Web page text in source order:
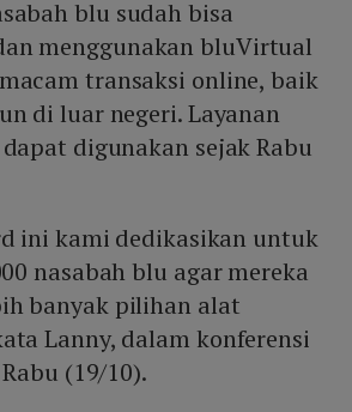
blu sudah bisa
menggunakan bluVirtual
transaksi online, baik
di luar negeri. Layanan
digunakan sejak Rabu
ini kami dedikasikan untuk
nasabah blu agar mereka
banyak pilihan alat
Lanny, dalam konferensi
(19/10).